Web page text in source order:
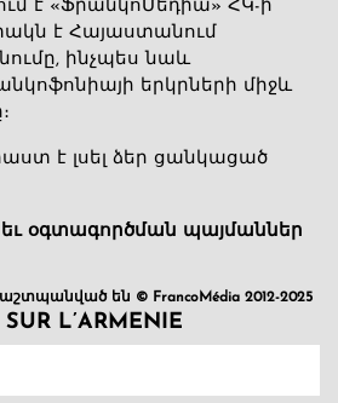
է «ՖրանկոՄեդիա» ՀԿ-ի
է Հայաստանում
ինչպես նաև
երկրների միջև
է լսել ձեր ցանկացած
եւ օգտագործման պայմաններ
են © FrancoMédia 2012-2025
L’ARMENIE